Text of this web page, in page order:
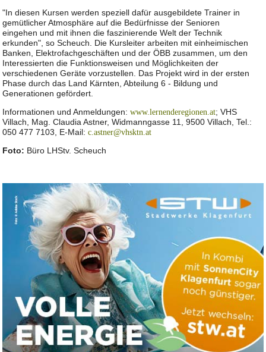
"In diesen Kursen werden speziell dafür ausgebildete Trainer in
gemütlicher Atmosphäre auf die Bedürfnisse der Senioren
eingehen und mit ihnen die faszinierende Welt der Technik
erkunden", so Scheuch. Die Kursleiter arbeiten mit einheimischen
Banken, Elektrofachgeschäften und der ÖBB zusammen, um den
Interessierten die Funktionsweisen und Möglichkeiten der
verschiedenen Geräte vorzustellen. Das Projekt wird in der ersten
Phase durch das Land Kärnten, Abteilung 6 - Bildung und
Generationen gefördert.
Informationen und Anmeldungen:www.lernenderegionen.at; VHS
Villach, Mag. Claudia Astner, Widmanngasse 11, 9500 Villach, Tel.:
050 477 7103, E-Mail:c.astner@vhsktn.at
Foto: Büro LHStv. Scheuch